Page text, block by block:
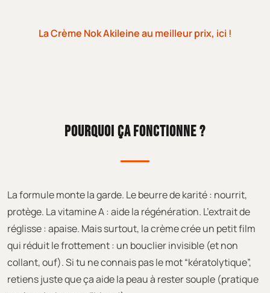
La Crème Nok Akileine au meilleur prix, ici !
POURQUOI ÇA FONCTIONNE ?
La formule monte la garde. Le beurre de karité : nourrit,
protège. La vitamine A : aide la régénération. L’extrait de
réglisse : apaise. Mais surtout, la crème crée un petit film
qui réduit le frottement : un bouclier invisible (et non
collant, ouf). Si tu ne connais pas le mot “kératolytique”,
retiens juste que ça aide la peau à rester souple (pratique